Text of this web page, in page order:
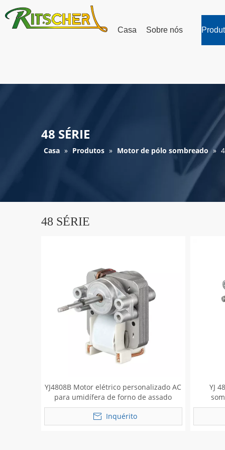
Casa Sobre nós
48 SÉRIE
Casa » Produtos » Motor de pólo sombreado »
48 SÉRIE
YJ4808B Motor elétrico personalizado AC
para umidífera de forno de assado
Inquérito
YJ